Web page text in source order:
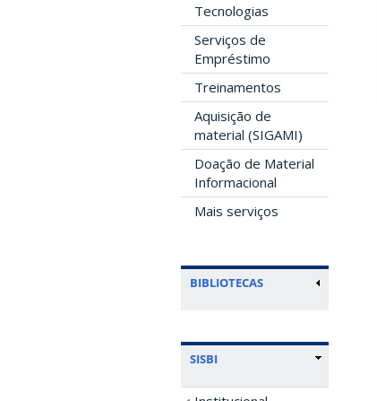
Tecnologias
Serviços de
Empréstimo
Treinamentos
Aquisição de
material (SIGAMI)
Doação de Material
Informacional
Mais serviços
BIBLIOTECAS
SISBI